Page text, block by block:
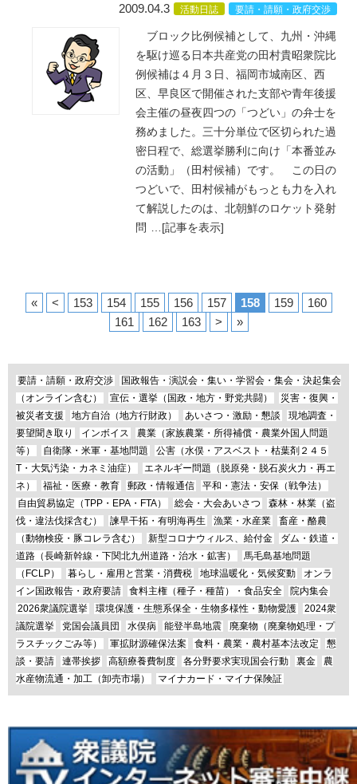
2009.04.3 活動日誌 要請・請願・政府交渉
ブロック比例候補として、九州・沖縄
を駆け巡る日本共産党の田村貴昭衆院比
例候補は４月３日、福岡市城南区、西
区、早良区で開催された支部や青年後援
会主催の昼夜四つの「つどい」の弁士を
務めました。三十分単位で区切られた過
密日程で、総選挙勝利に向け「本番並み
の活動」（田村候補）です。 この日の
つどいで、田村候補がもっとも力を入れ
て解説したのは、北朝鮮のロケット発射
問 … [記事を表示]
« < 153 154 155 156 157 158 159
160
161
162 163 > »
要請・請願・政府交渉
国政報告・演説会・集い・学習会・集会・決起集会
（オンライン含む）
宣伝・選挙（国政・地方・野党共闘）
災害・復興・
被災者支援
地方自治（地方行財政） あいさつ・激励・懇談
現地調査・
要望聞き取り
インボイス
農業（家族農業・所得補償・農業外国人問題
等）
自衛隊・米軍・基地問題
公害（水俣・アスベスト・枯葉剤２４５
T・大気汚染・カネミ油症）
エネルギー問題（脱原発・脱石炭火力・再エ
ネ）
福祉・医療・教育 郵政・情報通信
平和・憲法・安保（戦争法）
自由貿易協定（TPP・EPA・FTA）
総会・大会あいさつ
森林・林業（盗
伐・違法伐採含む）
諫早干拓・有明海再生 漁業・水産業
畜産・酪農
（動物検疫・豚コレラ含む）
新型コロナウィルス、給付金
ダム・鉄道・
道路（長崎新幹線・下関北九州道路・治水・鉱害）
馬毛島基地問題
（FCLP）
暮らし・雇用と営業・消費税 地球温暖化・気候変動
オンラ
イン国政報告・政府要請
食料主権（種子・種苗）・食品安全
院内集会
2026衆議院選挙
環境保護・生態系保全・生物多様性・動物愛護
2024衆
議院選挙
党国会議員団 水俣病 能登半島地震
廃棄物（廃棄物処理・プ
ラスチックごみ等）
軍拡財源確保法案 食料・農業・農村基本法改定
懇
談・要請
連帯挨拶 高額療養費制度 各分野要求実現国会行動 裏金
農
水産物流通・加工（卸売市場）
マイナカード・マイナ保険証